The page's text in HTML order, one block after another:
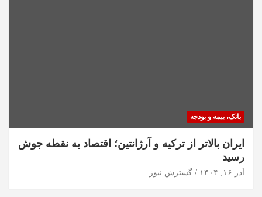
بانک، بیمه و بودجه
ایران بالاتر از ترکیه و آرژانتین؛ اقتصاد به نقطه جوش
رسید
آذر ۱۶, ۱۴۰۴ گسترش نیوز